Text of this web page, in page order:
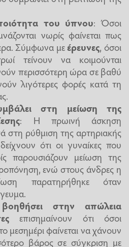
του ύπνου: Όσοι
νωρίς φαίνεται πως
Σύμφωνα μεέρευνες, όσοι
τείνουν να κοιμούνται
περισσότερη ώρα σε βαθύ
λιγότερες φορές κατά τη
στη μείωση της
: Η πρωινή άσκηση
στη ρύθμιση της αρτηριακής
δείχνουν ότι οι γυναίκες που
παρουσιάζουν μείωση της
ενώ στους άνδρες η
παρατηρήθηκε όταν
στην απώλεια
επισημαίνουν ότι όσοι
μεσημέρι φαίνεται να χάνουν
βάρος σε σύγκριση με